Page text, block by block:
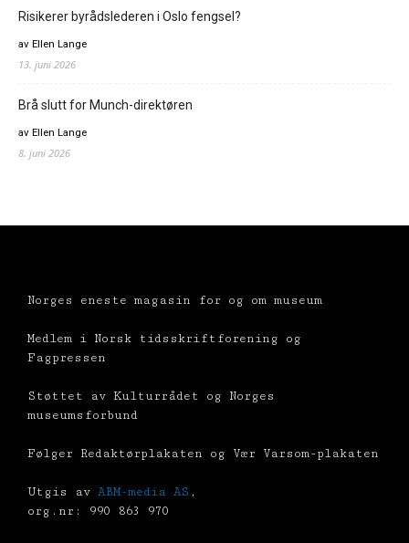
Risikerer byrådslederen i Oslo fengsel?
av Ellen Lange
13. juni 2026
Brå slutt for Munch-direktøren
av Ellen Lange
8. juni 2026
Norges eneste magasin for og om museum
Medlem i Norsk tidsskriftforening og
Fagpressen
Støttet av Kulturrådet og Norges
museumsforbund
Følger Redaktørplakaten og Vær Varsom-plakaten
Utgis av ABM-media AS ,
org.nr: 990 863 970